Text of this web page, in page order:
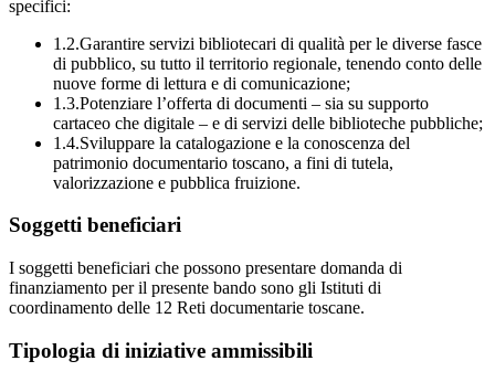
specifici:
1.2.Garantire servizi bibliotecari di qualità per le diverse fasce
di pubblico, su tutto il territorio regionale, tenendo conto delle
nuove forme di lettura e di comunicazione;
1.3.Potenziare l’offerta di documenti – sia su supporto
cartaceo che digitale – e di servizi delle biblioteche pubbliche;
1.4.Sviluppare la catalogazione e la conoscenza del
patrimonio documentario toscano, a fini di tutela,
valorizzazione e pubblica fruizione.
Soggetti beneficiari
I soggetti beneficiari che possono presentare domanda di
finanziamento per il presente bando sono gli Istituti di
coordinamento delle 12 Reti documentarie toscane.
Tipologia di iniziative ammissibili